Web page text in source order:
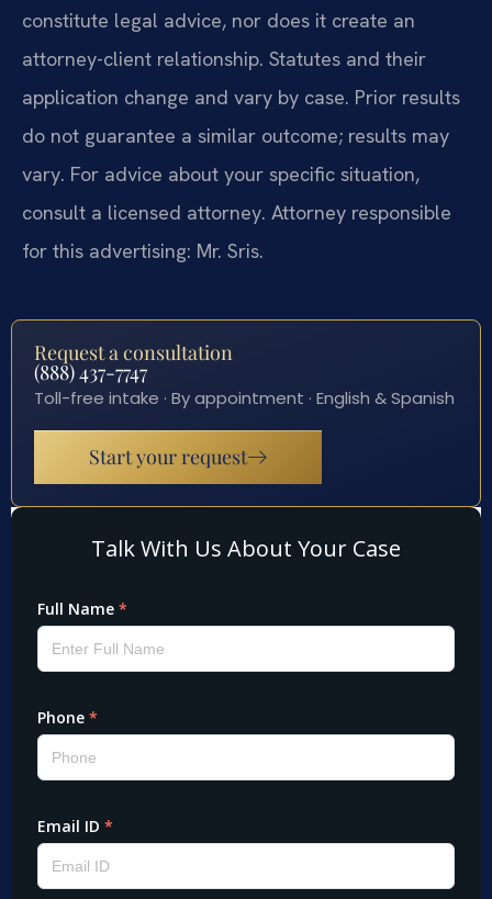
constitute legal advice, nor does it create an
attorney-client relationship. Statutes and their
application change and vary by case. Prior results
do not guarantee a similar outcome; results may
vary. For advice about your specific situation,
consult a licensed attorney. Attorney responsible
for this advertising: Mr. Sris.
Request a consultation
(888) 437-7747
Toll-free intake · By appointment · English & Spanish
Start your request